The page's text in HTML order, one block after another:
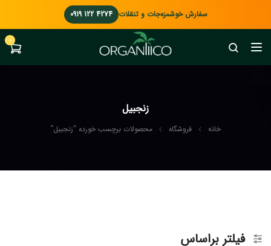
سفارش خوشمزه‌جات و تنقلات 0919 122 4274
0
زنجبیل
خانه فروشگاه محصولات برچسب خورده “زنجبیل”
فیلتر براساس